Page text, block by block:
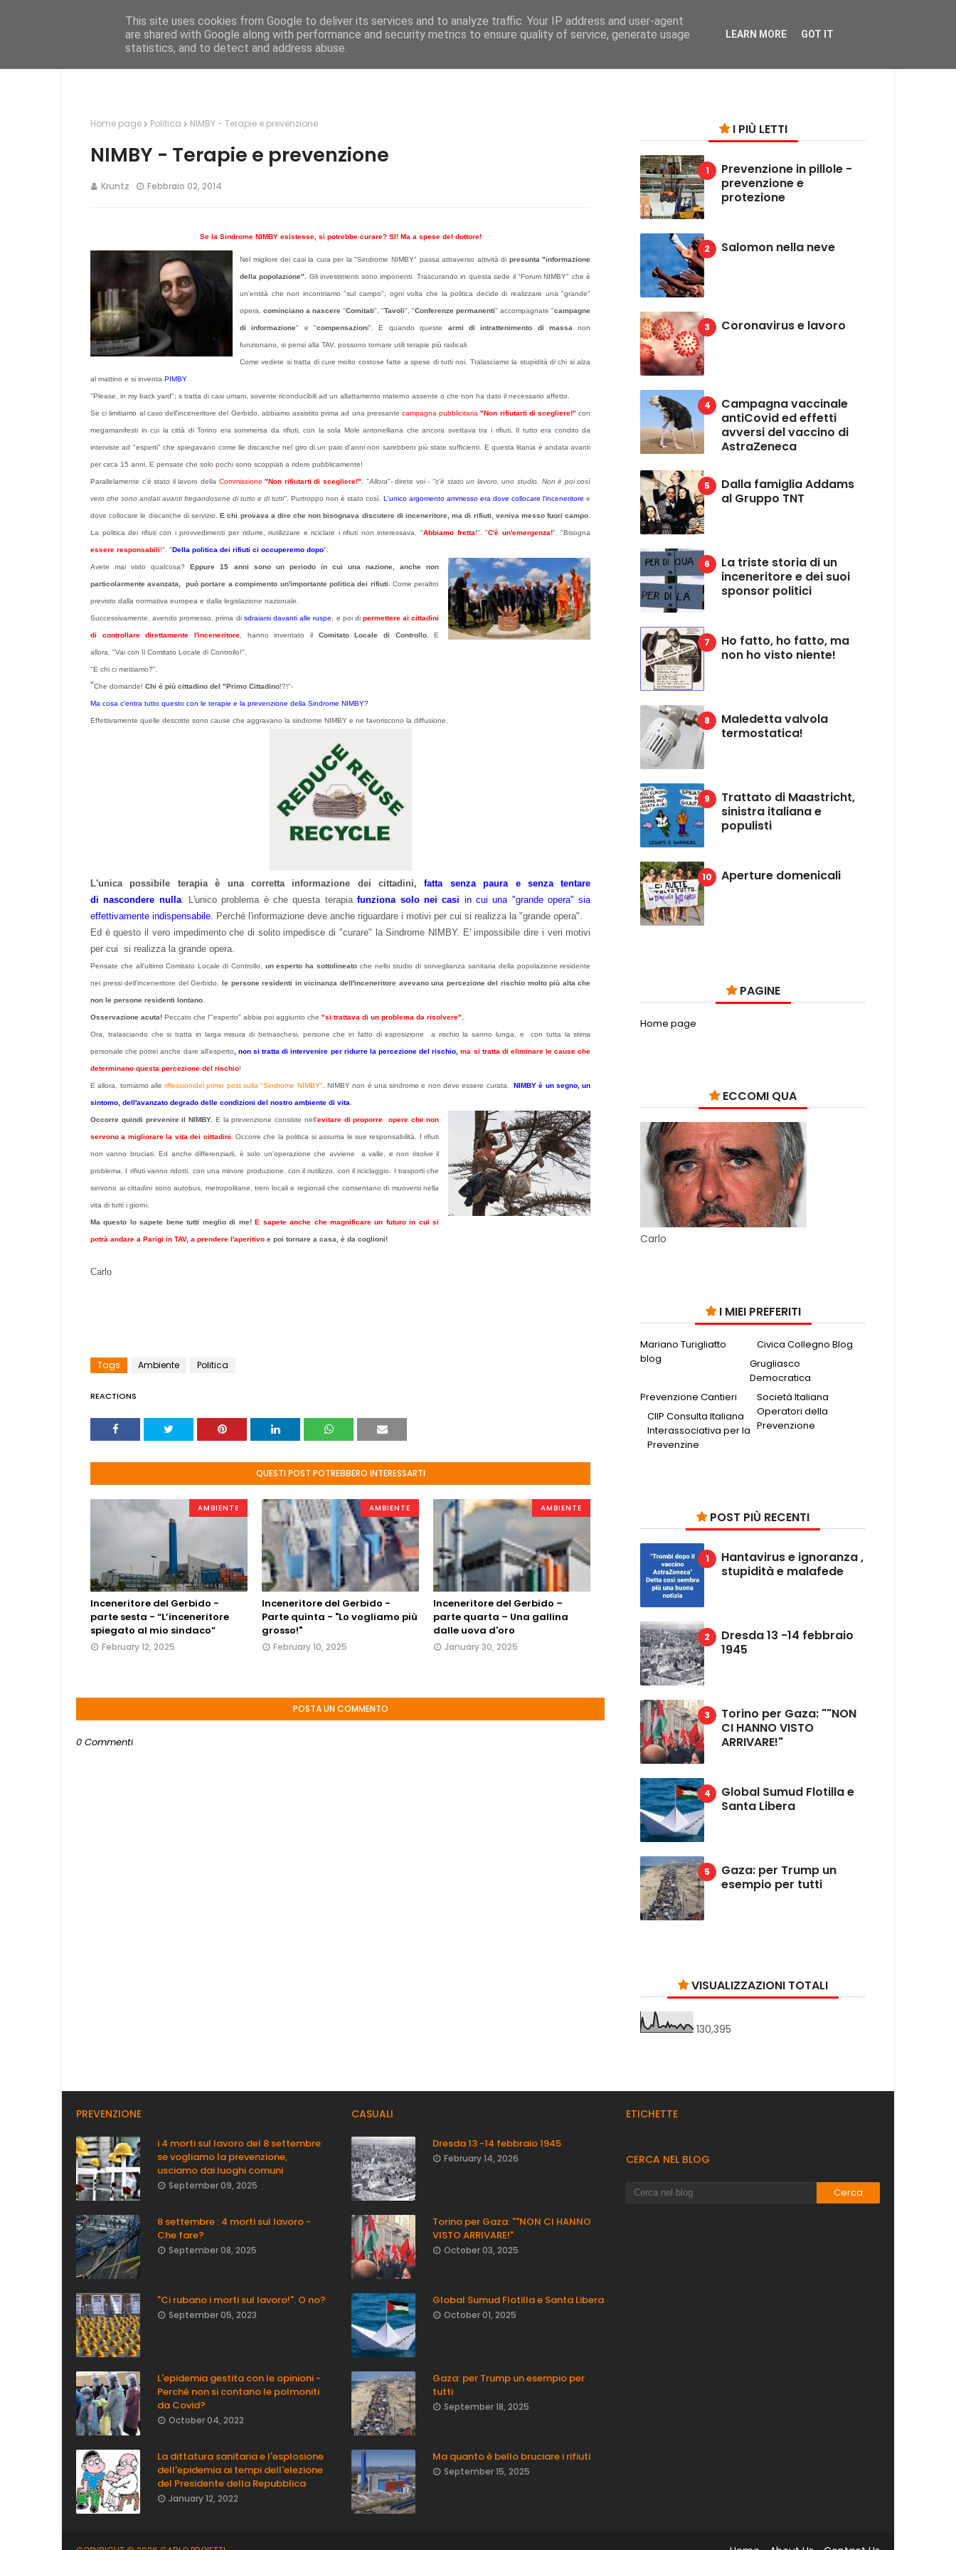
Home Caratteristiche Mega Menu Documentation
Home page Politica NIMBY - Terapie e prevenzione
NIMBY - Terapie e prevenzione
Kruntz Febbraio 02, 2014
Se la Sindrome NIMBY esistesse, si potrebbe curare? SI! Ma a spese del dottore!
Nel migliore dei casi la cura per la "Sindrome NIMBY" passa attraverso attività di presunta "informazione
della popolazione". Gli investimenti sono imponenti. Trascurando in questa sede il "Forum NIMBY" che è
un'entità che non incontriamo "sul campo", ogni volta che la politica decide di realizzare una "grande"
opera,cominciano a nascere "Comitati", "Tavoli", "Conferenze permanenti" accompagnate "campagne
di informazione" e "compensazioni". E quando queste armi di intrattenimento di massa non
funzionano, si pensi alla TAV, possono tornare utili terapie più radicali.
Come vedete si tratta di cure molto costose fatte a spese di tutti noi. Tralasciamo la stupidità di chi si alza
al mattino e si inventa PIMBY
"Please, in my back yard"; s tratta di casi umani, sovente riconducibili ad un allattamento materno assente o che non ha dato il necessario affetto.
Se ci limitiamo al caso dell'inceneritore del Gerbido, abbiamo assistito prima ad una pressantecampagna pubblicitaria "Non rifiutarti di scegliere!" con
megamanifesti in cui la città di Torino era sommersa da rifiuti, con la sola Mole antonelliana che ancora svettava tra i rifiuti. Il tutto era condito da
interviste ad "esperti" che spiegavano come lle discariche nel giro di un paio d'anni non sarebbero più state sufficienti. E questa litania è andata avanti
per circa 15 anni. E pensate che solo pochi sono scoppiati a ridere pubblicamente!
Parallelamente c'è stato il lavoro della Commissione"Non rifiutarti di scegliere!" . "Allora"- direte voi - "c'è stato un lavoro, uno studio. Non è poi così
vero che sono andati avanti fregandosene di tutto e di tutti" . Purtroppo non è stato così. L'unico argomento ammesso era dove collocare l'inceneritore e
dove collocare le discariche di servizio.E chi provava a dire che non bisognava discutere di inceneritore, ma di rifiuti, veniva messo fuori campo
La politica dei rifiuti con i provvedimenti per ridurre, riutilizzare e riciclare i rifiuti non interessava. "Abbiamo fretta!". "C'è un'emergenza!". "Bisogna
essere responsabili!". "Della politica dei rifiuti ci occuperemo dopo".
Avete mai visto qualcosa?Eppure 15 anni sono un periodo in cui una nazione, anche non
particolarmente avanzata, può portare a compimento un'importante politica dei rifiuti. Come peraltro
previsto dalla normativa europea e dalla legislazione nazionale.
Successivamente, avendo promesso, prima di sdraiarsi davanti alle ruspe , e poi dipermettere ai cittadini
di controllare direttamente l'inceneritore , hanno inventato il Comitato Locale di Controllo. E
allora, "Vai con Il Comitato Locale di Controllo!".
"E chi ci mettiamo?".
"Che domande! Chi è più cittadino del "Primo Cittadino!?!"-
Ma cosa c'entra tutto questo con le terapie e la prevenzione della Sindrome NIMBY?
Effettivamente quelle descritte sono cause che aggravano la sindrome NIMBY e ne favoriscono la diffusione.
L'unica possibile terapia è una corretta informazione dei cittadini,
fatta senza paura e senza tentare
dinascondere nulla. L'unico problema è che questa terapiafunziona solo nei casi in cui una "grande opera" sia
effettivamente indispensabile. Perché l'informazione deve anche riguardare i motivi per cui si realizza la "grande opera".
Ed è questo il vero impedimento che di solito impedisce di "curare" la Sindrome NIMBY. E' impossibile dire i veri motivi
per cui si realizza la grande opera.
Pensate che all'ultimo Comitato Locale di Controllo, un esperto ha sottolineato che nello studio di sorveglianza sanitaria della popolazione residente
nei pressi dell'inceneritore del Gerbido, le persone residenti in vicinanza dell'inceneritore avevano una percezione del rischio molto più alta che
non le persone residenti lontano
Osservazione acuta! Peccato che l'"esperto" abbia poi aggiunto che "si trattava di un problema da risolvere".
Ora, tralasciando che si tratta in larga misura di beinaschesi, persone che in fatto di esposizione a rischio la sanno lunga, e con tutta la stima
personale che potrei anche dare all'esperto , non si tratta di intervenire per ridurre la percezione del rischio, ma si tratta di eliminare le cause che
determinano questa percezione del rischio!
E allora, torniamo alleriflessionidel primo post sulla "Sindrome NIMBY". NIMBY non è una sindrome e non deve essere curata. NIMBY è un segno, un
sintomo, dell'avanzato degrado delle condizioni del nostro ambiente di vita
Occorre quindi prevenire il NIMBY. E la prevenzione consiste nell'evitare di proporre opere che non
servono a migliorare la vita dei cittadini . Occorre che la politica si assuma le sue responsabilità. I rifiuti
non vanno bruciati. Ed anche differenziarli, è solo un'operazione che avviene a valle, e non risolve il
problema. I rifiuti vanno ridotti, con una minore produzione, con il riutilizzo, con il riciclaggio. I trasporti che
servono ai cittadini sono autobus, metropolitane, treni locali e regionali che consentano di muoversi nella
vita di tutti i giorni.
Ma questo lo sapete bene tutti meglio di me! E sapete anche che magnificare un futuro in cui si
potrà andare a Parigi in TAV, a prendere l'aperitivo e poi tornare a casa, è da coglioni!
Carlo
Tags Ambiente Politica
REACTIONS
QUESTI POST POTREBBERO INTERESSARTI
AMBIENTE
Inceneritore del Gerbido -
parte sesta - “L’inceneritore
spiegato al mio sindaco”
February 12, 2025
AMBIENTE
Inceneritore del Gerbido -
Parte quinta - "Lo vogliamo più
grosso!"
February 10, 2025
AMBIENTE
Inceneritore del Gerbido –
parte quarta – Una gallina
dalle uova d'oro
January 30, 2025
POSTA UN COMMENTO
0 Commenti
I PIÙ LETTI
Prevenzione in pillole -
prevenzione e
protezione
Salomon nella neve
Coronavirus e lavoro
Campagna vaccinale
antiCovid ed effetti
avversi del vaccino di
AstraZeneca
Dalla famiglia Addams
al Gruppo TNT
La triste storia di un
inceneritore e dei suoi
sponsor politici
Ho fatto, ho fatto, ma
non ho visto niente!
Maledetta valvola
termostatica!
Trattato di Maastricht,
sinistra italiana e
populisti
Aperture domenicali
PAGINE
Home page
ECCOMI QUA
Carlo
I MIEI PREFERITI
Mariano Turigliatto
blog
Civica Collegno Blog
Grugliasco
Democratica
Società Italiana
Operatori della
Prevenzione
Prevenzione Cantieri
CIIP Consulta Italiana
Interassociativa per la
Prevenzine
POST PIÙ RECENTI
Hantavirus e ignoranza ,
stupidità e malafede
Dresda 13 -14 febbraio
1945
Torino per Gaza: ""NON
CI HANNO VISTO
ARRIVARE!"
Global Sumud Flotilla e
Santa Libera
Gaza: per Trump un
esempio per tutti
VISUALIZZAZIONI TOTALI
130,395
PREVENZIONE
i 4 morti sul lavoro del 8 settembre:
se vogliamo la prevenzione,
usciamo dai luoghi comuni
September 09, 2025
8 settembre : 4 morti sul lavoro -
Che fare?
September 08, 2025
"Ci rubano i morti sul lavoro!". O no?
September 05, 2023
L'epidemia gestita con le opinioni -
Perché non si contano le polmoniti
da Covid?
October 04, 2022
La dittatura sanitaria e l'esplosione
dell'epidemia ai tempi dell'elezione
del Presidente della Repubblica
January 12, 2022
CASUALI
Dresda 13 -14 febbraio 1945
February 14, 2026
Torino per Gaza: ""NON CI HANNO
VISTO ARRIVARE!"
October 03, 2025
Global Sumud Flotilla e Santa Libera
October 01, 2025
Gaza: per Trump un esempio per
tutti
September 18, 2025
Ma quanto è bello bruciare i rifiuti
September 15, 2025
ETICHETTE
CERCA NEL BLOG
This site uses cookies from Google to deliver its services and to analyze traffic. Your IP address and user-agent
are shared with Google along with performance and security metrics to ensure quality of service, generate usage
statistics, and to detect and address abuse.
LEARN MORE GOT IT